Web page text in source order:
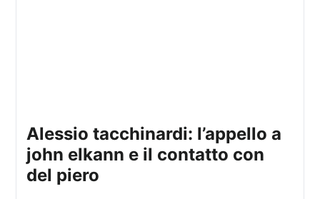
alessio tacchinardi: l’appello a
john elkann e il contatto con
del piero